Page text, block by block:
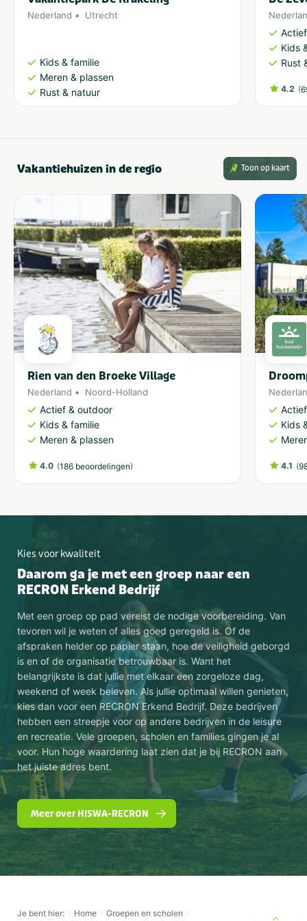
Nederland Utrecht
Kids & familie
Meren & plassen
Rust & natuur
Kids
Rust
4.2 (
Vakantiehuizen in de regio Toon op kaart
Rien van den Broeke Village
Nederland Noord-Holland
Actief & outdoor
Kids & familie
Meren & plassen
4.0 (186 beoordelingen)
Kids
4.1 (
Kies voor kwaliteit
Daarom ga je met een groep naar een
RECRON Erkend Bedrijf
Met een groep op pad vereist de nodige voorbereiding. Van
tevoren wil je weten of alles goed geregeld is. Of de
afspraken helder op papier staan, hoe de veiligheid geborgd
is en of de organisatie betrouwbaar is. Want het
belangrijkste is dat jullie met elkaar een zorgeloze dag,
weekend of week beleven. Als jullie optimaal willen genieten,
kies dan voor een RECRON Erkend Bedrijf. Deze bedrijven
hebben een streepje voor op andere bedrijven in de leisure
en recreatie. Vele groepen, scholen en families gingen je al
voor. Hun hoge waardering laat zien dat je bij RECRON aan
het juiste adres bent.
Meer over HISWA-RECRON
Je bent hier: Home Groepen en scholen